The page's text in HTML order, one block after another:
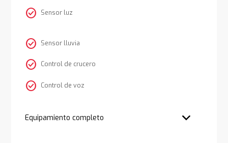
check_circle Sensor luz
check_circle Sensor lluvia
check_circle Control de crucero
check_circle Control de voz
Equipamiento completo